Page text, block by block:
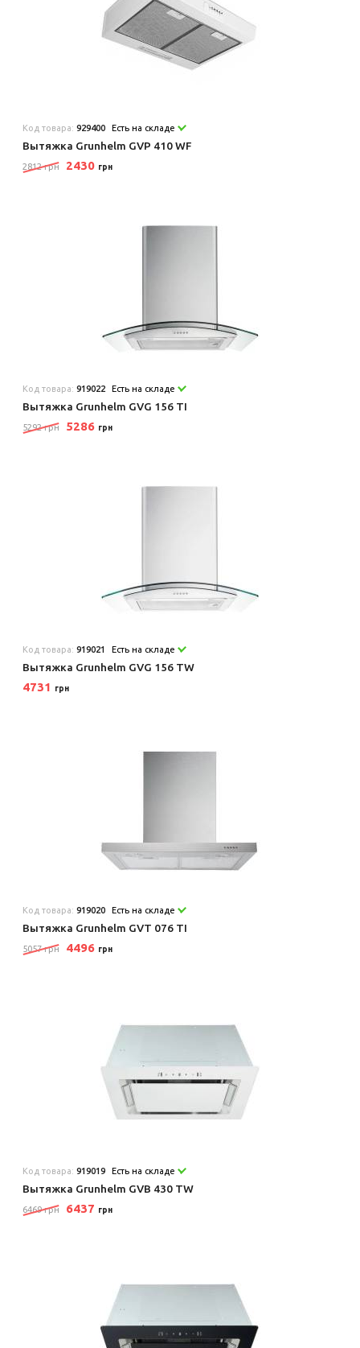
Код товара:929400 Есть на складе
Вытяжка Grunhelm GVP 410 WF
2812 грн 2430 грн
Код товара:919022 Есть на складе
Вытяжка Grunhelm GVG 156 TI
5292 грн 5286 грн
Код товара:919021 Есть на складе
Вытяжка Grunhelm GVG 156 TW
4731 грн
Код товара:919020 Есть на складе
Вытяжка Grunhelm GVT 076 TI
5057 грн 4496 грн
Код товара:919019 Есть на складе
Вытяжка Grunhelm GVB 430 TW
6469 грн 6437 грн